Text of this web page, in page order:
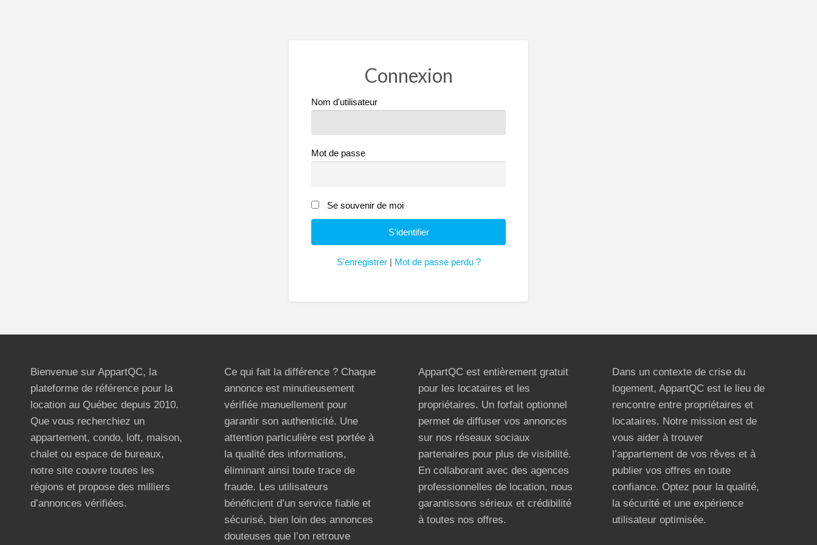
Connexion
Nom d'utilisateur
Mot de passe
Se souvenir de moi
S'enregistrer| Mot de passe perdu ?
Bienvenue sur AppartQC, la
plateforme de référence pour la
location au Québec depuis 2010.
Que vous recherchiez un
appartement, condo, loft, maison,
chalet ou espace de bureaux,
notre site couvre toutes les
régions et propose des milliers
d’annonces vérifiées.
Ce qui fait la différence ? Chaque
annonce est minutieusement
vérifiée manuellement pour
garantir son authenticité. Une
attention particulière est portée à
la qualité des informations,
éliminant ainsi toute trace de
fraude. Les utilisateurs
bénéficient d’un service fiable et
sécurisé, bien loin des annonces
douteuses que l’on retrouve
AppartQC est entièrement gratuit
pour les locataires et les
propriétaires. Un forfait optionnel
permet de diffuser vos annonces
sur nos réseaux sociaux
partenaires pour plus de visibilité.
En collaborant avec des agences
professionnelles de location, nous
garantissons sérieux et crédibilité
à toutes nos offres.
Dans un contexte de crise du
logement, AppartQC est le lieu de
rencontre entre propriétaires et
locataires. Notre mission est de
vous aider à trouver
l’appartement de vos rêves et à
publier vos offres en toute
confiance. Optez pour la qualité,
la sécurité et une expérience
utilisateur optimisée.